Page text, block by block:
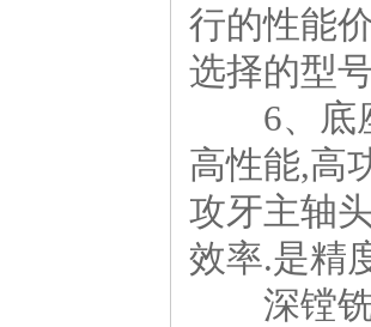
行的性能
选择的型
6、底座
高性能,高
攻牙主轴
效率.是精
深镗铣